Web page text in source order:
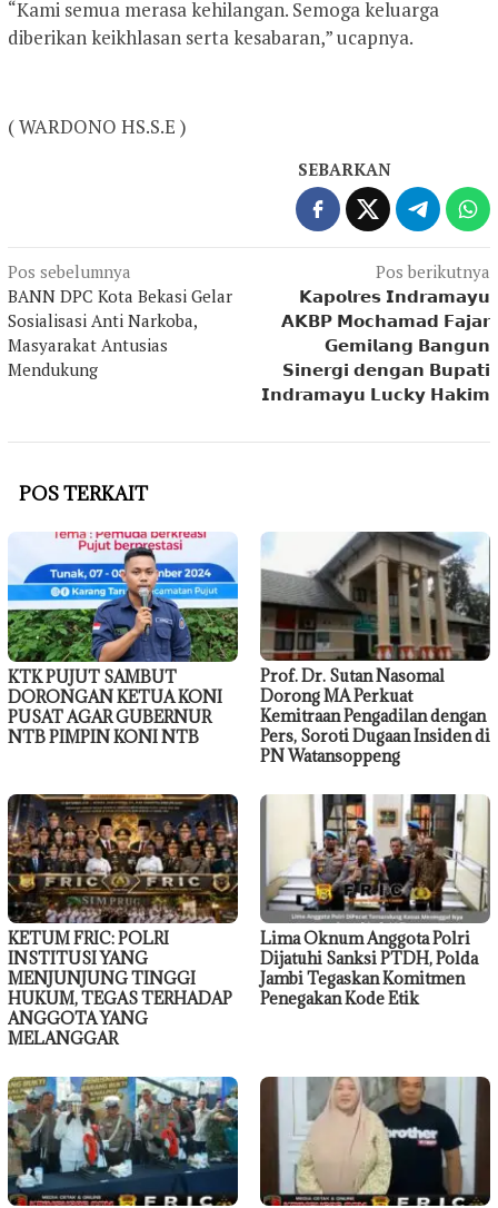
“Kami semua merasa kehilangan. Semoga keluarga
diberikan keikhlasan serta kesabaran,” ucapnya.
( WARDONO HS.S.E )
SEBARKAN
Navigasi
pos
Pos sebelumnya
BANN DPC Kota Bekasi Gelar
Sosialisasi Anti Narkoba,
Masyarakat Antusias
Mendukung
Pos berikutnya
𝗞𝗮𝗽𝗼𝗹𝗿𝗲𝘀 𝗜𝗻𝗱𝗿𝗮𝗺𝗮𝘆𝘂
𝗔𝗞𝗕𝗣 𝗠𝗼𝗰𝗵𝗮𝗺𝗮𝗱 𝗙𝗮𝗷𝗮𝗿
𝗚𝗲𝗺𝗶𝗹𝗮𝗻𝗴 𝗕𝗮𝗻𝗴𝘂𝗻
𝗦𝗶𝗻𝗲𝗿𝗴𝗶 𝗱𝗲𝗻𝗴𝗮𝗻 𝗕𝘂𝗽𝗮𝘁𝗶
𝗜𝗻𝗱𝗿𝗮𝗺𝗮𝘆𝘂 𝗟𝘂𝗰𝗸𝘆 𝗛𝗮𝗸𝗶𝗺
POS TERKAIT
KTK PUJUT SAMBUT
DORONGAN KETUA KONI
PUSAT AGAR GUBERNUR
NTB PIMPIN KONI NTB
Prof. Dr. Sutan Nasomal
Dorong MA Perkuat
Kemitraan Pengadilan dengan
Pers, Soroti Dugaan Insiden di
PN Watansoppeng
KETUM FRIC: POLRI
INSTITUSI YANG
MENJUNJUNG TINGGI
HUKUM, TEGAS TERHADAP
ANGGOTA YANG
MELANGGAR
Lima Oknum Anggota Polri
Dijatuhi Sanksi PTDH, Polda
Jambi Tegaskan Komitmen
Penegakan Kode Etik